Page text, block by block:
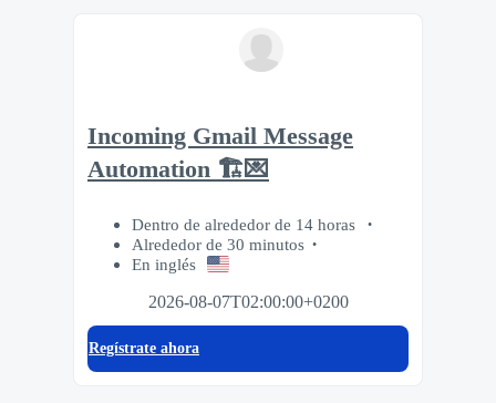
Incoming Gmail Message
Automation 🏗️💌
Dentro de alrededor de 14 horas
Alrededor de 30 minutos
En inglés
2026-08-07T02:00:00+0200
Regístrate ahora